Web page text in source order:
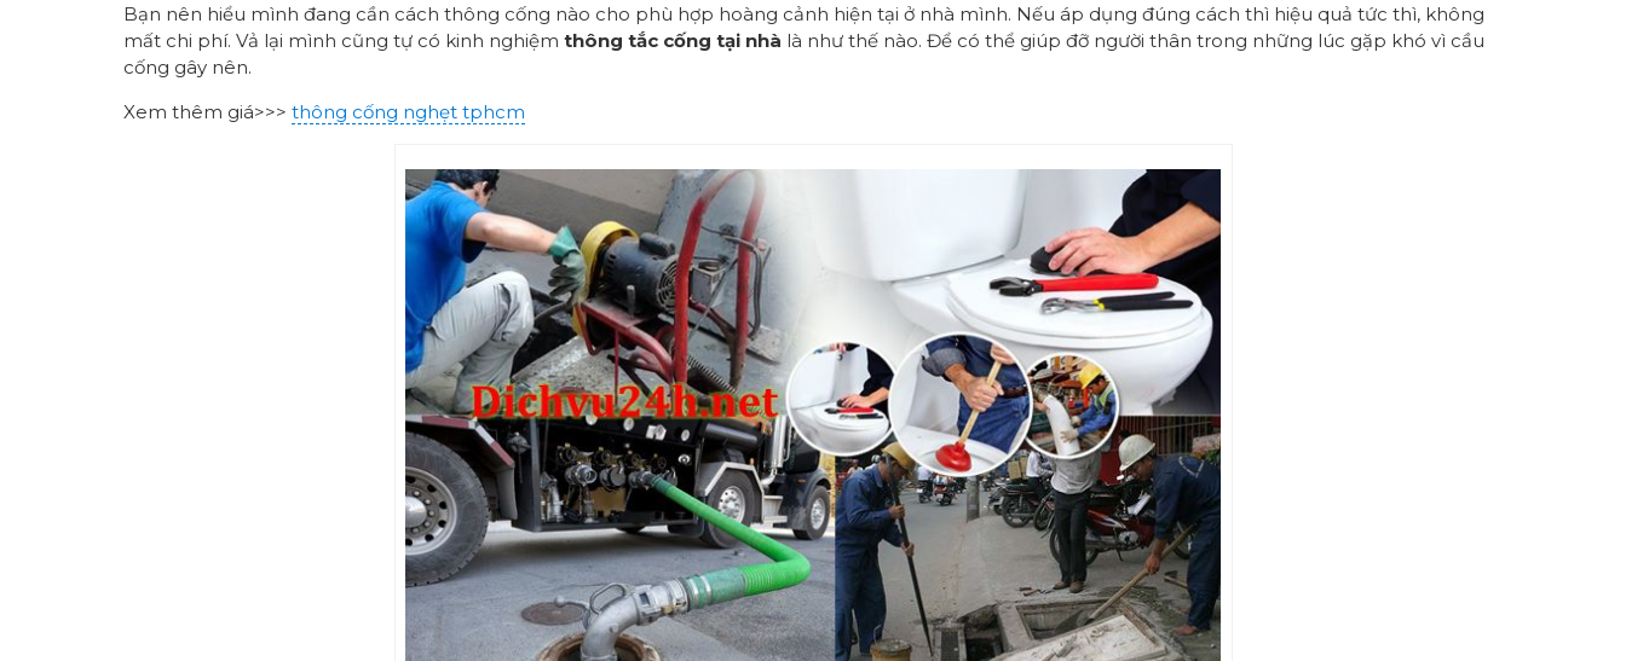
Bạn nên hiểu mình đang cần cách thông cống nào cho phù hợp hoàng cảnh hiện tại ở nhà mình. Nếu áp dụng đúng cách thì hiệu quả tức thì, không
mất chi phí. Vả lại mình cũng tự có kinh nghiệm thông tắc cống tại nhà là như thế nào. Để có thể giúp đỡ người thân trong những lúc gặp khó vì cầu
cống gây nên.
Xem thêm giá>>> thông cống nghẹt tphcm